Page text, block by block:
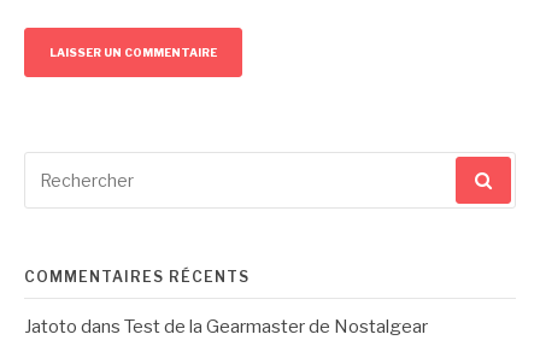
pour
COMMENTAIRES RÉCENTS
Jatoto dans Test de la Gearmaster de Nostalgear